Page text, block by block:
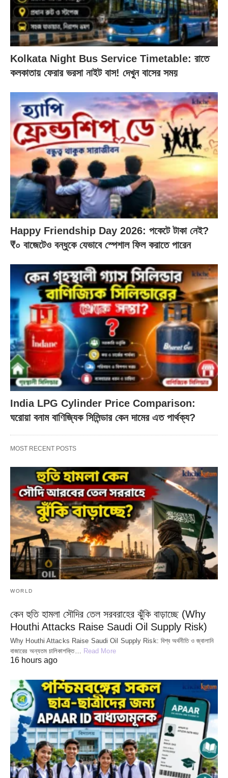
Kolkata Night Bus Service Timetable: রাতে
কলকাতায় ফেরার ভরসা নাইট বাস! দেখুন বাসের সময়
Happy Friendship Day 2026: পকেটে টাকা নেই?
₹০ বাজেটেও বন্ধুকে যেভাবে স্পেশাল ফিল করাতে পারেন
India LPG Cylinder Price Comparison:
ঘরোয়া বনাম বাণিজ্যিক সিলিন্ডার কেন দামের এত পার্থক্য?
MOST RECENT POSTS
WORLD
কেন হুতি হামলা সৌদির তেল সরবরাহের ঝুঁকি বাড়াচ্ছে (Why
Houthi Attacks Raise Saudi Oil Supply Risk)
Why Houthi Attacks Raise Saudi Oil Supply Risk: বিশ্ব অর্থনীতি ও জ্বালানি
বাজারের অন্যতম চালিকাশক্তি… Read More
16 hours ago